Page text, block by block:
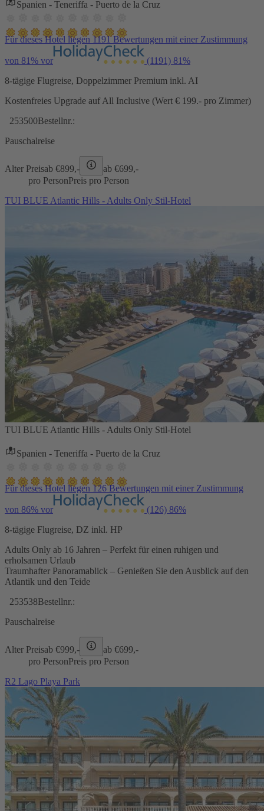
Spanien - Teneriffa - Puerto de la Cruz
Für dieses Hotel liegen 1191 Bewertungen mit einer Zustimmung
von 81% vor (1191) 81%
8-tägige Flugreise, Doppelzimmer Premium inkl. AI
Kostenfreies Upgrade auf All Inclusive (Wert € 199.- pro Zimmer)
253500Bestellnr.:
Pauschalreise
Alter Preisab €899,- ab €699,-
pro PersonPreis pro Person
TUI BLUE Atlantic Hills - Adults Only Stil-Hotel
TUI BLUE Atlantic Hills - Adults Only Stil-Hotel
Spanien - Teneriffa - Puerto de la Cruz
Für dieses Hotel liegen 126 Bewertungen mit einer Zustimmung
von 86% vor (126) 86%
8-tägige Flugreise, DZ inkl. HP
Adults Only ab 16 Jahren – Perfekt für einen ruhigen und
erholsamen Urlaub
Traumhafter Panoramablick – Genießen Sie den Ausblick auf den
Atlantik und den Teide
253538Bestellnr.:
Pauschalreise
Alter Preisab €999,- ab €699,-
pro PersonPreis pro Person
R2 Lago Playa Park